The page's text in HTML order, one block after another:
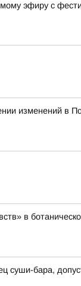
эфиру с
изменений в
в
суши-бара,